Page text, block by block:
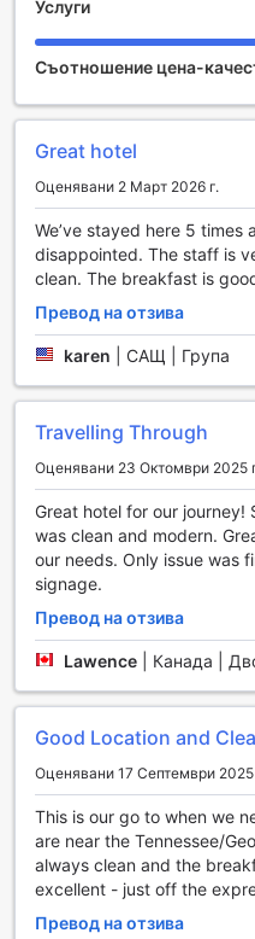
релаксация и
идеалното място за
разглеждане на
своите успокояващи
възможност за
докато се наслаждавате
релаксиращата атмосфера.
Тази развлекателна
които търсят начин да се
Независимо дали сте
хидромасажната вана в
Chattanooga/Eastridge е
Съберете приятелите си
което предлага този
Спортни удобства в
Chattanooga/Eastridge
Baymont by Wyndham
уникални спортни
нуждите на всеки
живописно игрище за
любителите на този
сте опитен голфър или
перфектната обстановка,
насладите на природата.
добре оборудван фитнес
поддържате своята
си. Обаче, имайте
изисква допълнително
насладите на
активна и енергична
да се движите и да се
Услуги
Съотношение цена-
Great hotel
Оценявани 2 Март 2026 г.
We’ve stayed here 5 times
disappointed. The staff is
clean. The breakfast is
Превод на отзива
karen САЩ | Група
Travelling Through
Оценявани 23 Октомври 2025
Great hotel for our journey!
was clean and modern.
our needs. Only issue was
signage.
Превод на отзива
Lawence Канада |
Good Location and
Оценявани 17 Септември 2025
This is our go to when we
are near the Tennessee/
always clean and the
excellent - just off the
Превод на отзива